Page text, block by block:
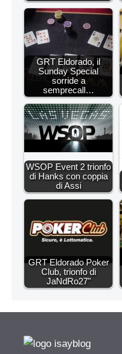
GRT Eldorado, il
Sunday Special
sorride a
semprecall…
WSOP Event 2 trionfo
di Hanks con coppia
di Assi
GRT Eldorado Poker
Club, trionfo di
JaNdRo27"